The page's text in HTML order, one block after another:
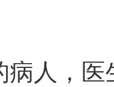
病人，